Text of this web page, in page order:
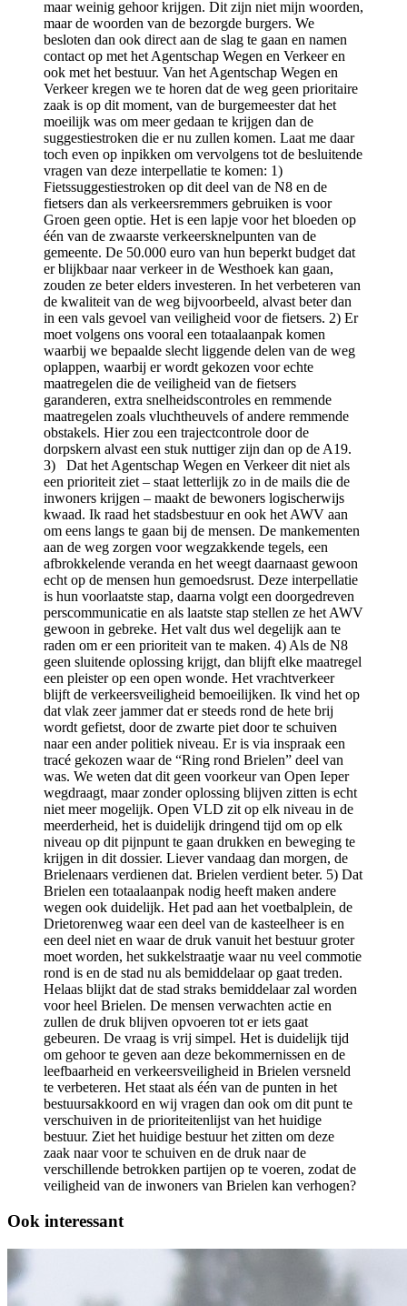
maar weinig gehoor krijgen. Dit zijn niet mijn woorden,
maar de woorden van de bezorgde burgers. We
besloten dan ook direct aan de slag te gaan en namen
contact op met het Agentschap Wegen en Verkeer en
ook met het bestuur. Van het Agentschap Wegen en
Verkeer kregen we te horen dat de weg geen prioritaire
zaak is op dit moment, van de burgemeester dat het
moeilijk was om meer gedaan te krijgen dan de
suggestiestroken die er nu zullen komen. Laat me daar
toch even op inpikken om vervolgens tot de besluitende
vragen van deze interpellatie te komen: 1)
Fietssuggestiestroken op dit deel van de N8 en de
fietsers dan als verkeersremmers gebruiken is voor
Groen geen optie. Het is een lapje voor het bloeden op
één van de zwaarste verkeersknelpunten van de
gemeente. De 50.000 euro van hun beperkt budget dat
er blijkbaar naar verkeer in de Westhoek kan gaan,
zouden ze beter elders investeren. In het verbeteren van
de kwaliteit van de weg bijvoorbeeld, alvast beter dan
in een vals gevoel van veiligheid voor de fietsers. 2) Er
moet volgens ons vooral een totaalaanpak komen
waarbij we bepaalde slecht liggende delen van de weg
oplappen, waarbij er wordt gekozen voor echte
maatregelen die de veiligheid van de fietsers
garanderen, extra snelheidscontroles en remmende
maatregelen zoals vluchtheuvels of andere remmende
obstakels. Hier zou een trajectcontrole door de
dorpskern alvast een stuk nuttiger zijn dan op de A19.
3) Dat het Agentschap Wegen en Verkeer dit niet als
een prioriteit ziet – staat letterlijk zo in de mails die de
inwoners krijgen – maakt de bewoners logischerwijs
kwaad. Ik raad het stadsbestuur en ook het AWV aan
om eens langs te gaan bij de mensen. De mankementen
aan de weg zorgen voor wegzakkende tegels, een
afbrokkelende veranda en het weegt daarnaast gewoon
echt op de mensen hun gemoedsrust. Deze interpellatie
is hun voorlaatste stap, daarna volgt een doorgedreven
perscommunicatie en als laatste stap stellen ze het AWV
gewoon in gebreke. Het valt dus wel degelijk aan te
raden om er een prioriteit van te maken. 4) Als de N8
geen sluitende oplossing krijgt, dan blijft elke maatregel
een pleister op een open wonde. Het vrachtverkeer
blijft de verkeersveiligheid bemoeilijken. Ik vind het op
dat vlak zeer jammer dat er steeds rond de hete brij
wordt gefietst, door de zwarte piet door te schuiven
naar een ander politiek niveau. Er is via inspraak een
tracé gekozen waar de “Ring rond Brielen” deel van
was. We weten dat dit geen voorkeur van Open Ieper
wegdraagt, maar zonder oplossing blijven zitten is echt
niet meer mogelijk. Open VLD zit op elk niveau in de
meerderheid, het is duidelijk dringend tijd om op elk
niveau op dit pijnpunt te gaan drukken en beweging te
krijgen in dit dossier. Liever vandaag dan morgen, de
Brielenaars verdienen dat. Brielen verdient beter. 5) Dat
Brielen een totaalaanpak nodig heeft maken andere
wegen ook duidelijk. Het pad aan het voetbalplein, de
Drietorenweg waar een deel van de kasteelheer is en
een deel niet en waar de druk vanuit het bestuur groter
moet worden, het sukkelstraatje waar nu veel commotie
rond is en de stad nu als bemiddelaar op gaat treden.
Helaas blijkt dat de stad straks bemiddelaar zal worden
voor heel Brielen. De mensen verwachten actie en
zullen de druk blijven opvoeren tot er iets gaat
gebeuren. De vraag is vrij simpel. Het is duidelijk tijd
om gehoor te geven aan deze bekommernissen en de
leefbaarheid en verkeersveiligheid in Brielen versneld
te verbeteren. Het staat als één van de punten in het
bestuursakkoord en wij vragen dan ook om dit punt te
verschuiven in de prioriteitenlijst van het huidige
bestuur. Ziet het huidige bestuur het zitten om deze
zaak naar voor te schuiven en de druk naar de
verschillende betrokken partijen op te voeren, zodat de
veiligheid van de inwoners van Brielen kan verhogen?
Ook interessant